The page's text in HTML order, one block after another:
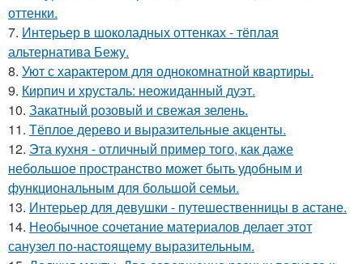
оттенки.
7. Интерьер в шоколадных оттенках - тёплая
альтернатива Бежу.
8. Уют с характером для однокомнатной квартиры.
9. Кирпич и хрусталь: неожиданный дуэт.
10. Закатный розовый и свежая зелень.
11. Тёплое дерево и выразительные акценты.
12. Эта кухня - отличный пример того, как даже
небольшое пространство может быть удобным и
функциональным для большой семьи.
13. Интерьер для девушки - путешественницы в астане.
14. Необычное сочетание материалов делает этот
санузел по-настоящему выразительным.